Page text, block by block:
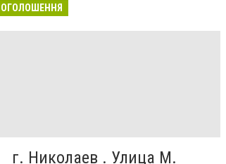
ОГОЛОШЕННЯ
г. Николаев . Улица М.